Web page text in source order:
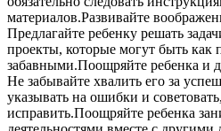
материалов.Развивайте
Предлагайте ребенку решать
проекты, которые могут быть как
забавными.Поощряйте ребенка и
Не забывайте хвалить его за
указывать на ошибки и
исправить.Поощряйте ребенка